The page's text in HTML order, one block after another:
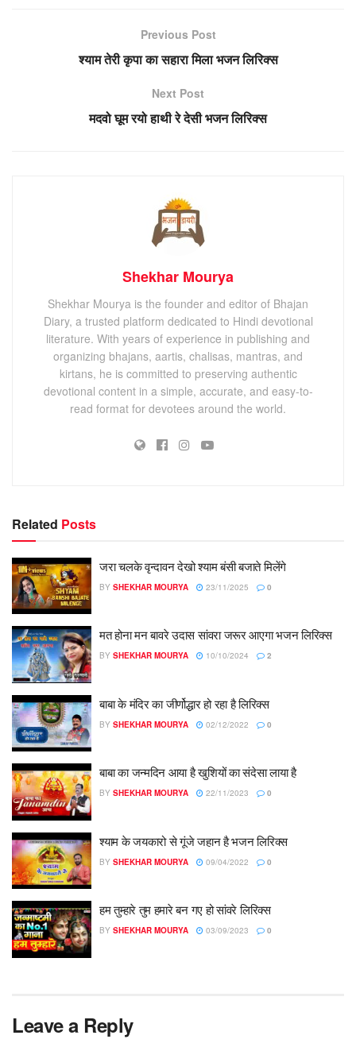
Previous Post
श्याम तेरी कृपा का सहारा मिला भजन लिरिक्स
Next Post
मदवो घूम रयो हाथी रे देसी भजन लिरिक्स
Shekhar Mourya
Shekhar Mourya is the founder and editor of Bhajan
Diary, a trusted platform dedicated to Hindi devotional
literature. With years of experience in publishing and
organizing bhajans, aartis, chalisas, mantras, and
kirtans, he is committed to preserving authentic
devotional content in a simple, accurate, and easy-to-
read format for devotees around the world.
Related Posts
जरा चलके वृन्दावन देखो श्याम बंसी बजाते मिलेंगे
BY SHEKHAR MOURYA 23/11/2025 0
मत होना मन बावरे उदास सांवरा जरूर आएगा भजन लिरिक्स
BY SHEKHAR MOURYA 10/10/2024 2
बाबा के मंदिर का जीर्णोद्धार हो रहा है लिरिक्स
BY SHEKHAR MOURYA 02/12/2022 0
बाबा का जन्मदिन आया है खुशियों का संदेसा लाया है
BY SHEKHAR MOURYA 22/11/2023 0
श्याम के जयकारो से गूंजे जहान है भजन लिरिक्स
BY SHEKHAR MOURYA 09/04/2022 0
हम तुम्हारे तुम हमारे बन गए हो सांवरे लिरिक्स
BY SHEKHAR MOURYA 03/09/2023 0
Leave a Reply